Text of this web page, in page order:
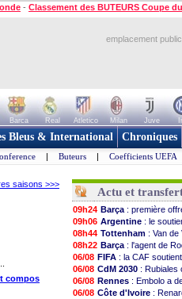
- Classement des BUTEURS Coupe
emplacement
Barca Real Atletico Milan Juve
Bleus & International Chroniques
| Buteurs | Coefficients UEFA
saisons >>>
compos
Actu et
09h24 Barça : première
09h06 Argentine : le
08h44 Tottenham : Van de
08h22 Barça : l'agent de
06/08 FIFA : la CAF
06/08 CdM 2030 : Rubiales
06/08 Rennes : Embolo a
06/08 Côte d'Ivoire :